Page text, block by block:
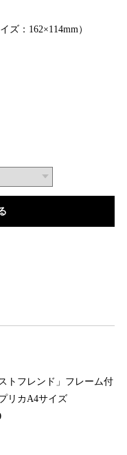
ズ：162×114mm）
ストフレンド」フレーム付
リカA4サイズ